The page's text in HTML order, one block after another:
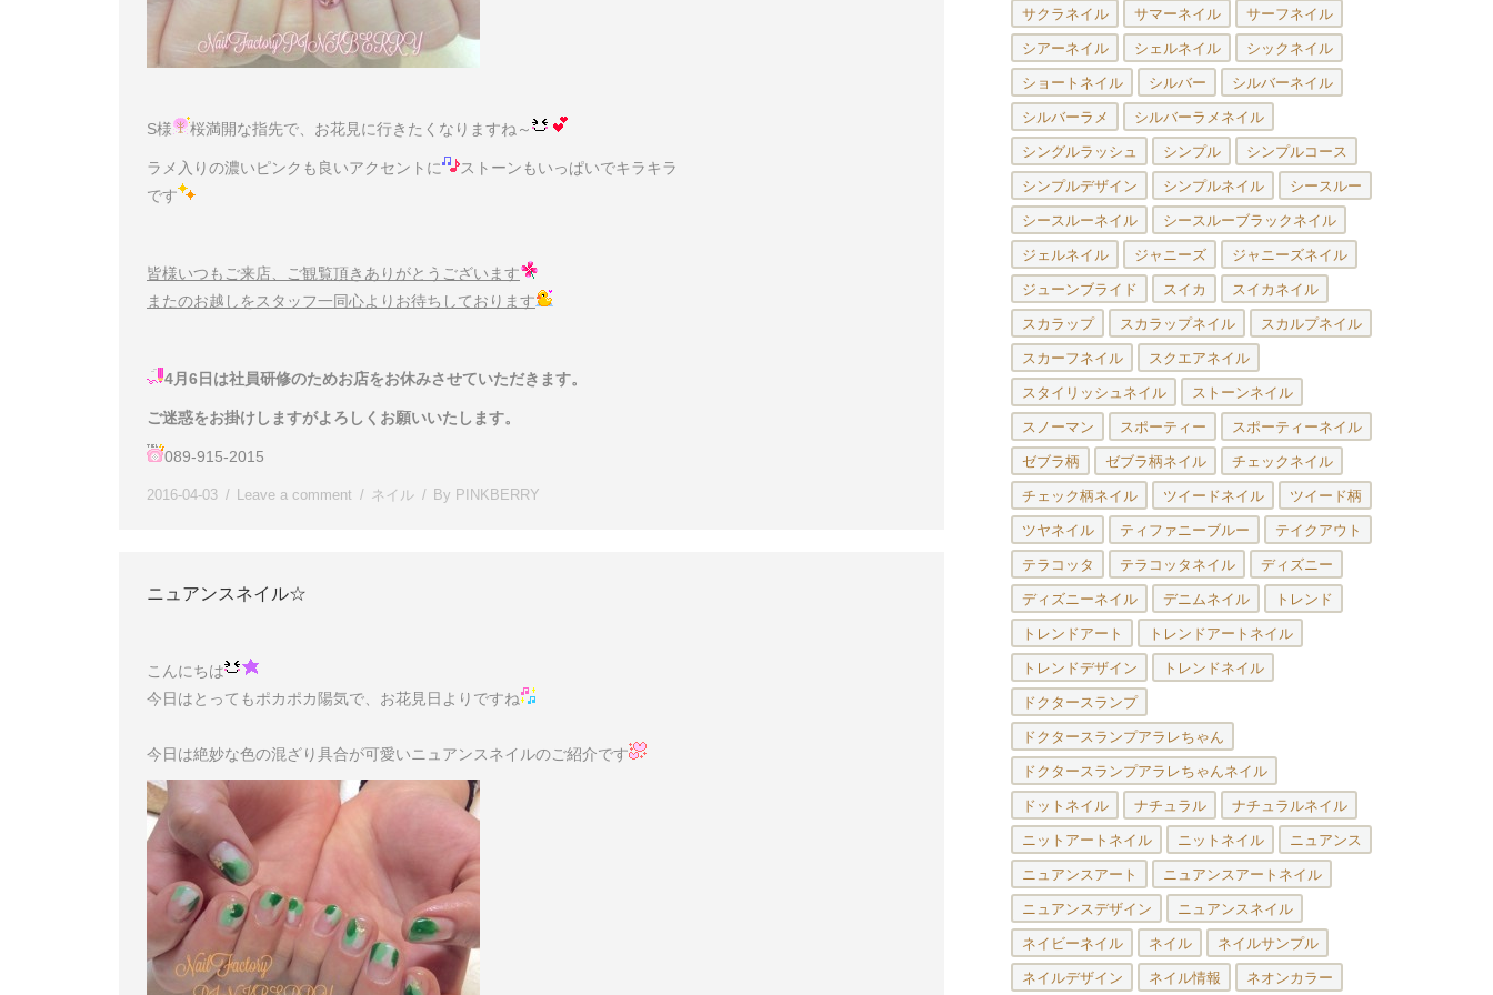
S様 桜満開な指先で、お花見に行きたくなりますね～
ラメ入りの濃いピンクも良いアクセントに
ストーンもいっぱいでキラキラ
です
皆様いつもご来店、ご観覧頂きありがとうございます
またのお越しをスタッフ一同心よりお待ちしております
4月6日は社員研修のためお店をお休みさせていただきます。
ご迷惑をお掛けしますがよろしくお願いいたします。
089-915-2015
2016-04-03 Leave a comment ネイル By PINKBERRY
ニュアンスネイル☆
こんにちは
今日はとってもポカポカ陽気で、お花見日よりですね
今日は絶妙な色の混ざり具合が可愛いニュアンスネイルのご紹介です
サクラネイル サマーネイル サーフネイル
シアーネイル シェルネイル シックネイル
ショートネイル シルバー シルバーネイル
シルバーラメ シルバーラメネイル
シングルラッシュ シンプル シンプルコース
シンプルデザイン シンプルネイル シースルー
シースルーネイル シースルーブラックネイル
ジェルネイル ジャニーズ ジャニーズネイル
ジューンブライド スイカ スイカネイル
スカラップ スカラップネイル スカルプネイル
スカーフネイル スクエアネイル
スタイリッシュネイル ストーンネイル
スノーマン スポーティー スポーティーネイル
ゼブラ柄 ゼブラ柄ネイル チェックネイル
チェック柄ネイル ツイードネイル ツイード柄
ツヤネイル ティファニーブルー テイクアウト
テラコッタ テラコッタネイル ディズニー
ディズニーネイル デニムネイル トレンド
トレンドアート トレンドアートネイル
トレンドデザイン トレンドネイル
ドクタースランプ
ドクタースランプアラレちゃん
ドクタースランプアラレちゃんネイル
ドットネイル ナチュラル ナチュラルネイル
ニットアートネイル ニットネイル ニュアンス
ニュアンスアート ニュアンスアートネイル
ニュアンスデザイン ニュアンスネイル
ネイビーネイル ネイル ネイルサンプル
ネイルデザイン ネイル情報 ネオンカラー